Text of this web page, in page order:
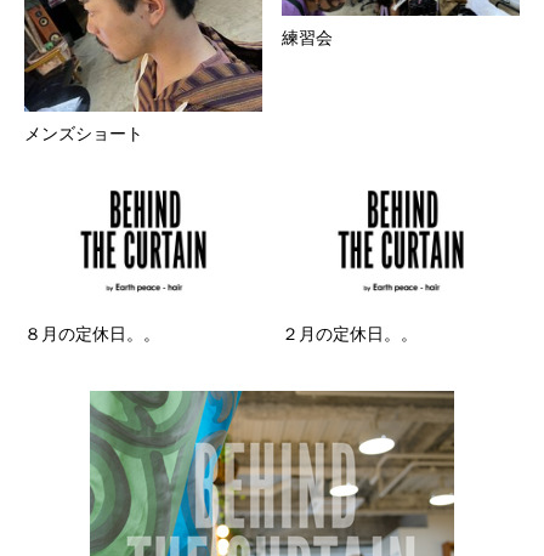
メンズショート
練習会
８月の定休日。。 ２月の定休日。。